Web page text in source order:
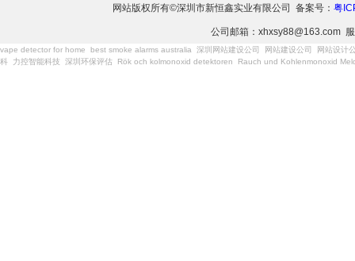
网站版权所有©深圳市新恒鑫实业有限公司 备案号： 粤
公司邮箱：xhxsy88@163.com
vape detector for home best smoke alarms australia 深圳网站建设公司 网站建设公司
网站设计
科
力控智能科技 深圳环保评估 Rök och kolmonoxid detektoren Rauch und Kohlenmonoxid